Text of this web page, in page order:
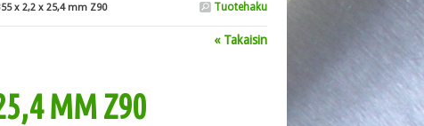
Tuotehaku
x 2,2 x 25,4 mm Z90
« Takaisin
MM Z90